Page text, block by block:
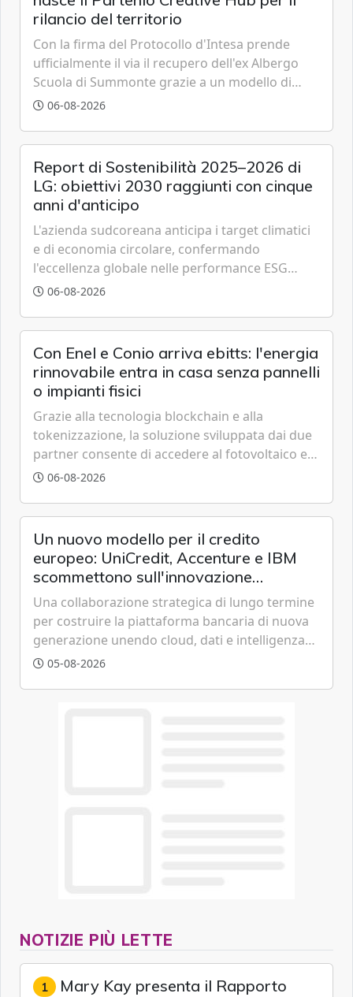
rilancio del territorio
Con la firma del Protocollo d'Intesa prende
ufficialmente il via il recupero dell'ex Albergo
Scuola di Summonte grazie a un modello di
partenariato pubblico-privato e a una rete di
06-08-2026
Report di Sostenibilità 2025–2026 di
LG: obiettivi 2030 raggiunti con cinque
anni d'anticipo
L'azienda sudcoreana anticipa i target climatici
e di economia circolare, confermando
l'eccellenza globale nelle performance ESG
grazie a innovazione, accessibilità e governance
06-08-2026
Con Enel e Conio arriva ebitts: l'energia
rinnovabile entra in casa senza pannelli
o impianti fisici
Grazie alla tecnologia blockchain e alla
tokenizzazione, la soluzione sviluppata dai due
partner consente di accedere al fotovoltaico e
all'eolico ottenendo risparmi diretti in bolletta,
06-08-2026
Un nuovo modello per il credito
europeo: UniCredit, Accenture e IBM
scommettono sull'innovazione
tecnologica
Una collaborazione strategica di lungo termine
per costruire la piattaforma bancaria di nuova
generazione unendo cloud, dati e intelligenza
artificiale.
05-08-2026
NOTIZIE PIÙ LETTE
1 Mary Kay presenta il Rapporto